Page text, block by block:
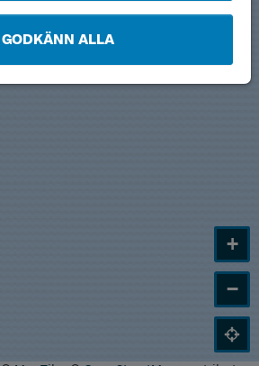
GODKÄNN ALLA
+
−